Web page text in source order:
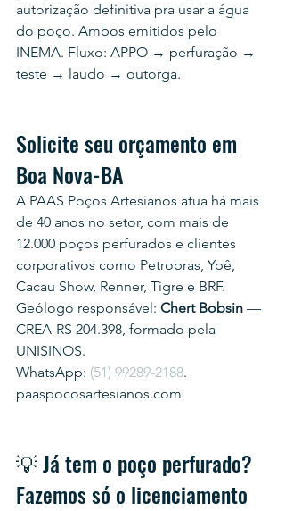
autorização definitiva pra usar a água
do poço. Ambos emitidos pelo
INEMA. Fluxo: APPO → perfuração →
teste → laudo → outorga.
Solicite seu orçamento em
Boa Nova-BA
A PAAS Poços Artesianos atua há mais
de 40 anos no setor, com mais de
12.000 poços perfurados e clientes
corporativos como Petrobras, Ypê,
Cacau Show, Renner, Tigre e BRF.
Geólogo responsável: Chert Bobsin —
CREA-RS 204.398, formado pela
UNISINOS.
WhatsApp: (51) 99289-2188.
paaspocosartesianos.com
💡 Já tem o poço perfurado?
Fazemos só o licenciamento